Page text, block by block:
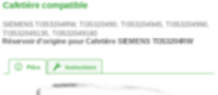
Cafetière compatible
SIEMENS TI353204RW, TI35320490, TI353204945, TI353204990,
TI3532049135, TI3532049180
Réservoir d'origine pour Cafetière SIEMENS TI353204RW
Pièce Instructions